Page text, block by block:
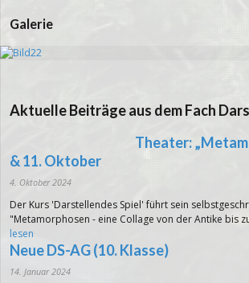
Galerie
Aktuelle Beiträge aus dem Fach
Theater:
& 11. Oktober
4. Oktober 2024
Der Kurs 'Darstellendes Spiel' führt sein
"Metamorphosen - eine Collage von der Antike bis
lesen
Neue DS-AG (10. Klasse)
14. Januar 2024